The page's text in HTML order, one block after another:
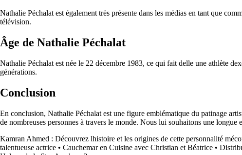
Nathalie Péchalat est également très présente dans les médias en tant que
télévision.
Âge de Nathalie Péchalat
Nathalie Péchalat est née le 22 décembre 1983, ce qui fait delle une athlète
générations.
Conclusion
En conclusion, Nathalie Péchalat est une figure emblématique du patinage
de nombreuses personnes à travers le monde. Nous lui souhaitons une longue
Kamran Ahmed : Découvrez lhistoire et les origines de cette personnalité
talentueuse actrice • Cauchemar en Cuisine avec Christian et Béatrice •